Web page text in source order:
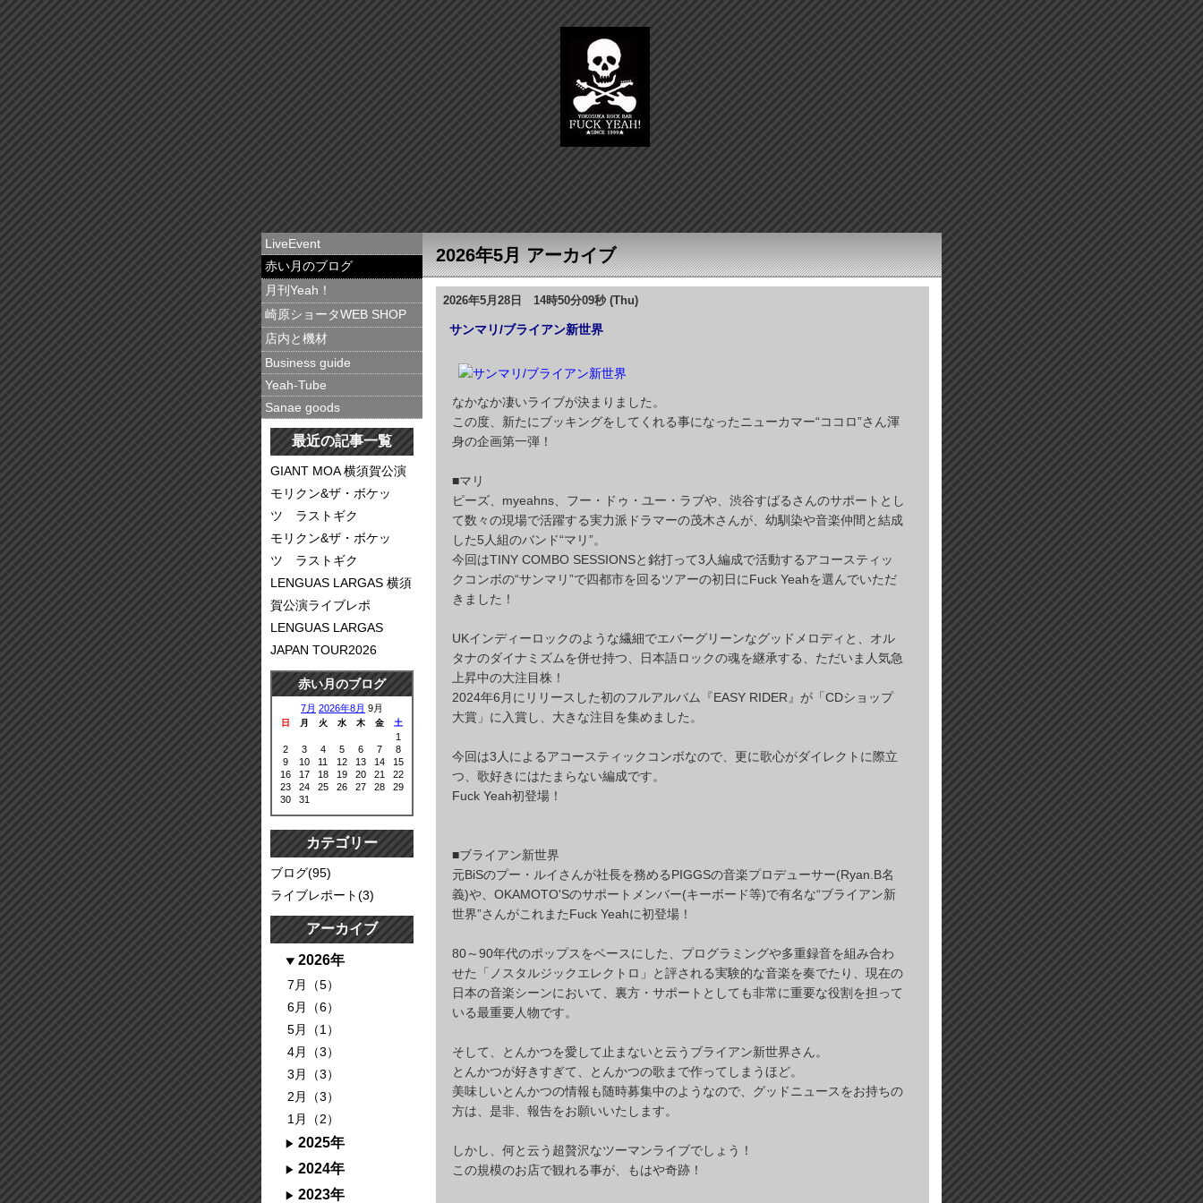
2026年5月 アーカイブ
2026年5月28日 14時50分09秒 (Thu)
サンマリ/ブライアン新世界
なかなか凄いライブが決まりました。
この度、新たにブッキングをしてくれる事になったニューカマー“ココロ”さん渾
身の企画第一弾！
■マリ
ピーズ、myeahns、フー・ドゥ・ユー・ラブや、渋谷すばるさんのサポートとし
て数々の現場で活躍する実力派ドラマーの茂木さんが、幼馴染や音楽仲間と結成
した5人組のバンド“マリ”。
今回はTINY COMBO SESSIONSと銘打って3人編成で活動するアコースティッ
クコンボの“サンマリ”で四都市を回るツアーの初日にFuck Yeahを選んでいただ
きました！
UKインディーロックのような繊細でエバーグリーンなグッドメロディと、オル
タナのダイナミズムを併せ持つ、日本語ロックの魂を継承する、ただいま人気急
上昇中の大注目株！
2024年6月にリリースした初のフルアルバム『EASY RIDER』が「CDショップ
大賞」に入賞し、大きな注目を集めました。
今回は3人によるアコースティックコンボなので、更に歌心がダイレクトに際立
つ、歌好きにはたまらない編成です。
Fuck Yeah初登場！
■ブライアン新世界
元BiSのプー・ルイさんが社長を務めるPIGGSの音楽プロデューサー(Ryan.B名
義)や、OKAMOTO'Sのサポートメンバー(キーボード等)で有名な“ブライアン新
世界”さんがこれまたFuck Yeahに初登場！
80～90年代のポップスをベースにした、プログラミングや多重録音を組み合わ
せた「ノスタルジックエレクトロ」と評される実験的な音楽を奏でたり、現在の
日本の音楽シーンにおいて、裏方・サポートとしても非常に重要な役割を担って
いる最重要人物です。
そして、とんかつを愛して止まないと云うブライアン新世界さん。
とんかつが好きすぎて、とんかつの歌まで作ってしまうほど。
美味しいとんかつの情報も随時募集中のようなので、グッドニュースをお持ちの
方は、是非、報告をお願いいたします。
しかし、何と云う超贅沢なツーマンライブでしょう！
この規模のお店で観れる事が、もはや奇跡！
LiveEvent
赤い月のブログ
月刊Yeah！
崎原ショータWEB SHOP
店内と機材
Business guide
Yeah-Tube
Sanae goods
最近の記事一覧
GIANT MOA 横須賀公演
モリクン&ザ・ボケッ
ツ ラストギク
モリクン&ザ・ボケッ
ツ ラストギク
LENGUAS LARGAS 横須
賀公演ライブレポ
LENGUAS LARGAS
JAPAN TOUR2026
赤い月のブログ
7月 2026年8月 9月
日 月 火 水 木 金 土
1
2
3 4 5 6 7
8
9
10 11 12 13 14
15
16
17 18 19 20 21
22
23
24 25 26 27 28
29
30
31
カテゴリー
ブログ(95)
ライブレポート(3)
アーカイブ
2026年
7月（5）
6月（6）
5月（1）
4月（3）
3月（3）
2月（3）
1月（2）
2025年
2024年
2023年